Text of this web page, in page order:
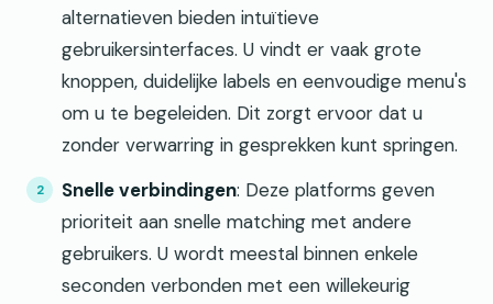
alternatieven bieden intuïtieve
gebruikersinterfaces. U vindt er vaak grote
knoppen, duidelijke labels en eenvoudige menu's
om u te begeleiden. Dit zorgt ervoor dat u
zonder verwarring in gesprekken kunt springen.
Snelle verbindingen: Deze platforms geven
prioriteit aan snelle matching met andere
gebruikers. U wordt meestal binnen enkele
seconden verbonden met een willekeurig